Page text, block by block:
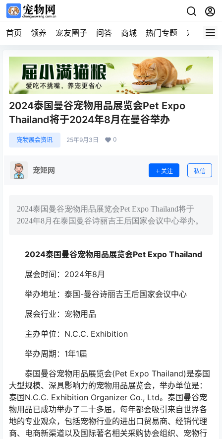
首页 领养 宠友圈子 问答 商城 热门专题 宠物企业
2024泰国曼谷宠物用品展览会Pet Expo
Thailand将于2024年8月在曼谷举办
宠物展会资讯 25年9月3日 0
宠矩网 关注 私信
2024泰国曼谷宠物用品展览会Pet Expo Thailand将于
2024年8月在泰国曼谷诗丽吉王后国家会议中心举办。
2024泰国曼谷宠物用品展览会Pet Expo Thailand
展会时间：2024年8月
举办地址：泰国-曼谷诗丽吉王后国家会议中心
展会行业：宠物用品
主办单位：N.C.C. Exhibition
举办周期：1年1届
泰国曼谷宠物用品展览会(Pet Expo Thailand)是泰国
大型规模、深具影响力的宠物用品展览会，举办单位是：
泰国N.C.C. Exhibition Organizer Co., Ltd。泰国曼谷宠
物用品已成功举办了二十多届，每年都会吸引来自世界各
地的专业观众，包括宠物行业的进出口贸易商、经销代理
商、电商新渠道以及国际著名相关采购协会组织、宠物行